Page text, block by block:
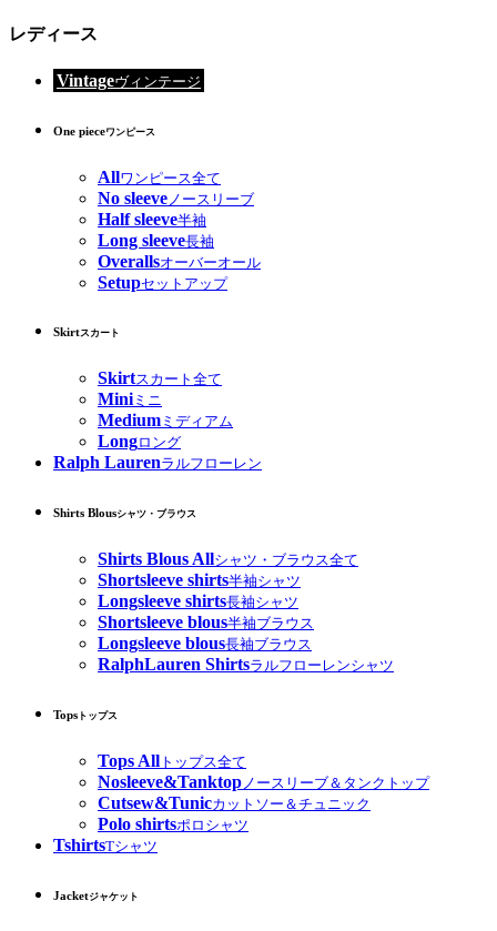
レディース
Vintageヴィンテージ
One pieceワンピース
Allワンピース全て
No sleeve ノースリーブ
Half sleeve半袖
Long sleeve長袖
Overallsオーバーオール
Setupセットアップ
Skirtスカート
Skirtスカート全て
Miniミニ
Medium ミディアム
Longロング
Ralph Laurenラルフローレン
Shirts Blousシャツ・ブラウス
Shirts Blous Allシャツ・ブラウス全て
Shortsleeve shirts半袖シャツ
Longsleeve shirts長袖シャツ
Shortsleeve blous半袖ブラウス
Longsleeve blous長袖ブラウス
RalphLauren Shirtsラルフローレンシャツ
Tops トップス
Tops All トップス全て
Nosleeve&Tanktopノースリーブ＆タンクトップ
Cutsew&Tunicカットソー＆チュニック
Polo shirtsポロシャツ
TshirtsTシャツ
Jacketジャケット